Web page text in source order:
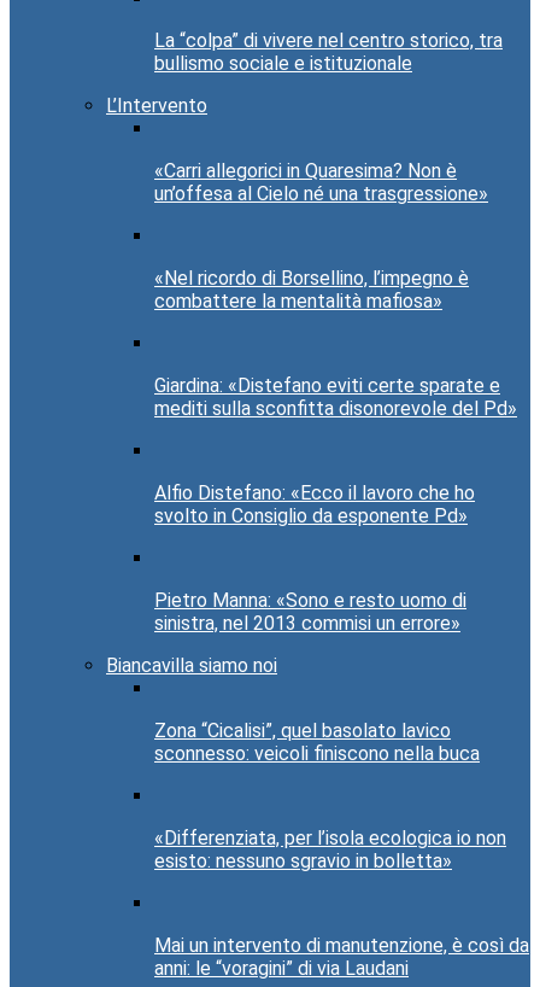
La “colpa” di vivere nel centro storico, tra
bullismo sociale e istituzionale
L’Intervento
«Carri allegorici in Quaresima? Non è
un’offesa al Cielo né una trasgressione»
«Nel ricordo di Borsellino, l’impegno è
combattere la mentalità mafiosa»
Giardina: «Distefano eviti certe sparate e
mediti sulla sconfitta disonorevole del Pd»
Alfio Distefano: «Ecco il lavoro che ho
svolto in Consiglio da esponente Pd»
Pietro Manna: «Sono e resto uomo di
sinistra, nel 2013 commisi un errore»
Biancavilla siamo noi
Zona “Cicalisi”, quel basolato lavico
sconnesso: veicoli finiscono nella buca
«Differenziata, per l’isola ecologica io non
esisto: nessuno sgravio in bolletta»
Mai un intervento di manutenzione, è così da
anni: le “voragini” di via Laudani